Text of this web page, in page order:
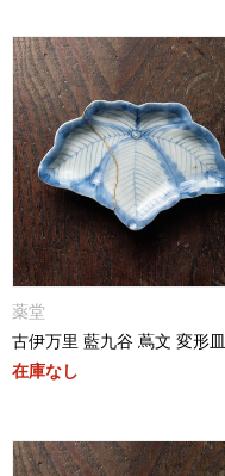
薬堂
古伊万里 藍九谷 蔦文 変形皿
在庫なし